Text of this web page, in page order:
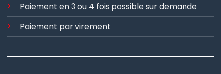
Paiement en 3 ou 4 fois possible sur demande
Paiement par virement